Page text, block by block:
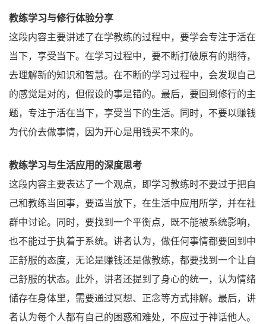
教练学习与修行体验分享
这段内容主要讲述了在学教练的过程中，要学会专注于活在
当下，享受当下。在学习过程中，要不断打破原有的期待，
去理解新的知识和智慧。在不断的学习过程中，会发现自己
的感觉是对的，但假设的事是错的。最后，要回到修行的主
题，专注于活在当下，享受当下的生活。同时，不要以赚钱
为代价去做事情，因为开心是用钱买不来的。
教练学习与生活应用的深度思考
这段内容主要表达了一个观点，即学习教练时不要过于把自
己和教练当回事，要适当放下，在生活中应用所学，并在社
群中讨论。同时，要找到一个平衡点，既不能被系统影响，
也不能过于执着于系统。讲者认为，做任何事情都要回到中
正舒服的态度，无论是赚钱还是做教练，都要找到一个让自
己舒服的状态。此外，讲者还提到了身心的统一，认为情绪
储存在身体里，需要通过冥想、正念等方式排解。最后，讲
者认为每个人都有自己的困惑和难处，不应过于神话他人。